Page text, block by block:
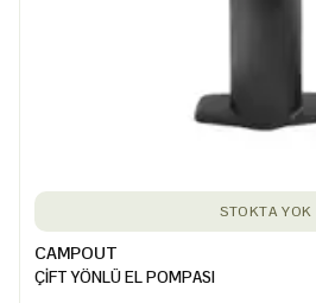
STOKTA YOK
CAMPOUT
ÇİFT YÖNLÜ EL POMPASI